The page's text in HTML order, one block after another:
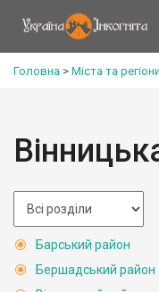
Головна > Міста та регіони
Барський район
Бершадський район